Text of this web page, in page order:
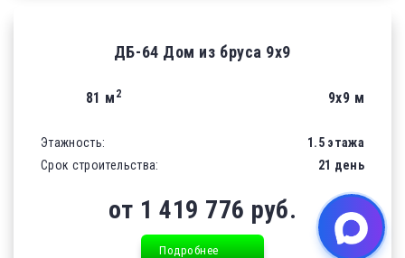
ДБ-64 Дом из бруса 9х9
81 м 2 9х9 м
Этажность:
1.5 этажа
Срок строительства:
21 день
от 1 419 776 руб.
Подробнее